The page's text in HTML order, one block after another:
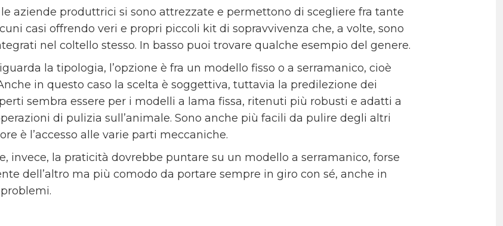
aziende produttrici si sono attrezzate e permettono di scegliere fra tante
casi offrendo veri e propri piccoli kit di sopravvivenza che, a volte, sono
nel coltello stesso. In basso puoi trovare qualche esempio del genere.
la tipologia, l’opzione è fra un modello fisso o a serramanico, cioè
in questo caso la scelta è soggettiva, tuttavia la predilezione dei
sembra essere per i modelli a lama fissa, ritenuti più robusti e adatti a
di pulizia sull’animale. Sono anche più facili da pulire degli altri
è l’accesso alle varie parti meccaniche.
invece, la praticità dovrebbe puntare su un modello a serramanico, forse
dell’altro ma più comodo da portare sempre in giro con sé, anche in